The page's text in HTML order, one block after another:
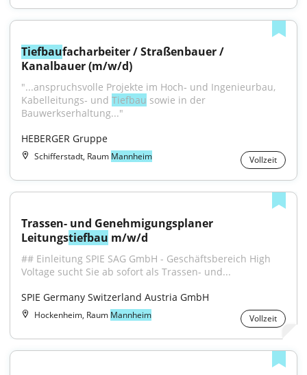
Tiefbaufacharbeiter / Straßenbauer /
Kanalbauer (m/w/d)
"...anspruchsvolle Projekte im Hoch‑ und Ingenieurbau,
Kabelleitungs‑ und Tiefbau sowie in der
Bauwerkserhaltung..."
HEBERGER Gruppe
Schifferstadt, Raum Mannheim Vollzeit
Trassen- und Genehmigungsplaner
Leitungstiefbau m/w/d
## Einleitung SPIE SAG GmbH - Geschäftsbereich High
Voltage sucht Sie ab sofort als Trassen- und...
SPIE Germany Switzerland Austria GmbH
Hockenheim, Raum Mannheim Vollzeit